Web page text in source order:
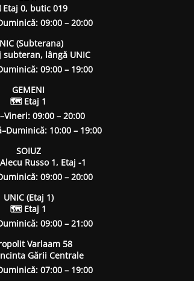
0, butic 019
09:00 – 20:00
(Subterana)
lângă UNIC
09:00 – 19:00
GEMENI
🗺 Etaj 1
09:00 – 20:00
10:00 – 19:00
SOIUZ
Russo 1, Etaj -1
09:00 – 20:00
UNIC (Etaj 1)
🗺 Etaj 1
09:00 – 21:00
Varlaam 58
Gării Centrale
07:00 – 19:00